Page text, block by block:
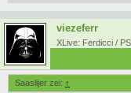
viezeferr
XLive: Ferdicci /
Saaslijer zei: ↑